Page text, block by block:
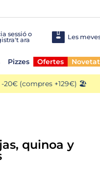
Les
Pizzes Ofertes
-20€ (compres +129€) 🏖️
quinoa y